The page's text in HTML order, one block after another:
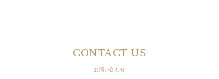
CONTACT US
お問い合わせ